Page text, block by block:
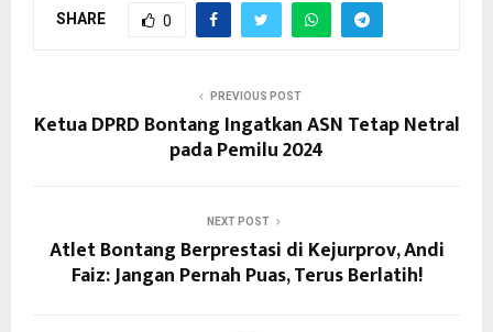
SHARE 0
PREVIOUS POST
Ketua DPRD Bontang Ingatkan ASN Tetap Netral
pada Pemilu 2024
NEXT POST
Atlet Bontang Berprestasi di Kejurprov, Andi
Faiz: Jangan Pernah Puas, Terus Berlatih!